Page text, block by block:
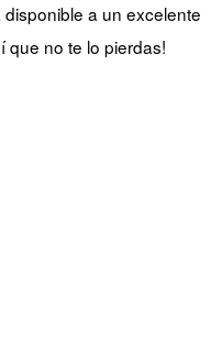
disponible a un excelente
que no te lo pierdas!